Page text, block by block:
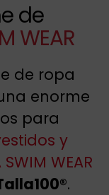
de
WEAR
de ropa
enorme
para
y
WEAR
.